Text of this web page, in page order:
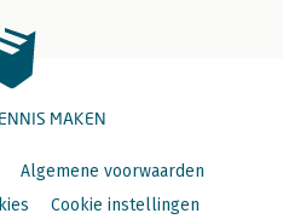
MAKEN
Algemene voorwaarden
Cookie instellingen